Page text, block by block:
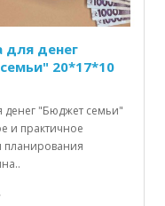
для денег
20*17*10
денег "Бюджет семьи"
и практичное